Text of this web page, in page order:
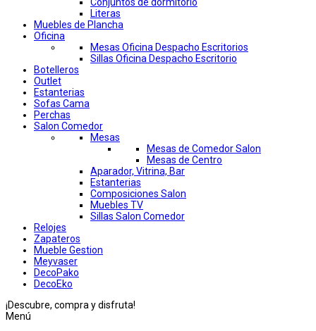
Conjuntos de dormitorio
Literas
Muebles de Plancha
Oficina
Mesas Oficina Despacho Escritorios
Sillas Oficina Despacho Escritorio
Botelleros
Outlet
Estanterias
Sofas Cama
Perchas
Salon Comedor
Mesas
Mesas de Comedor Salon
Mesas de Centro
Aparador, Vitrina, Bar
Estanterias
Composiciones Salon
Muebles TV
Sillas Salon Comedor
Relojes
Zapateros
Mueble Gestion
Meyvaser
DecoPako
DecoEko
¡Descubre, compra y disfruta!
Menú